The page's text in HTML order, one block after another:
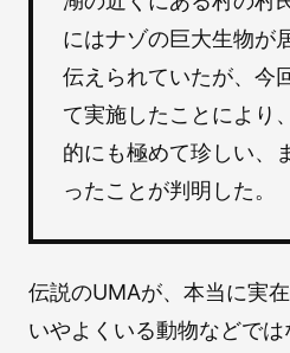
にはナゾの巨大生物が
伝えられていたが、今
て実施したことにより
的にも極めて珍しい、
ったことが判明した。
伝説のUMAが、本当に実
いやよくいる動物などで